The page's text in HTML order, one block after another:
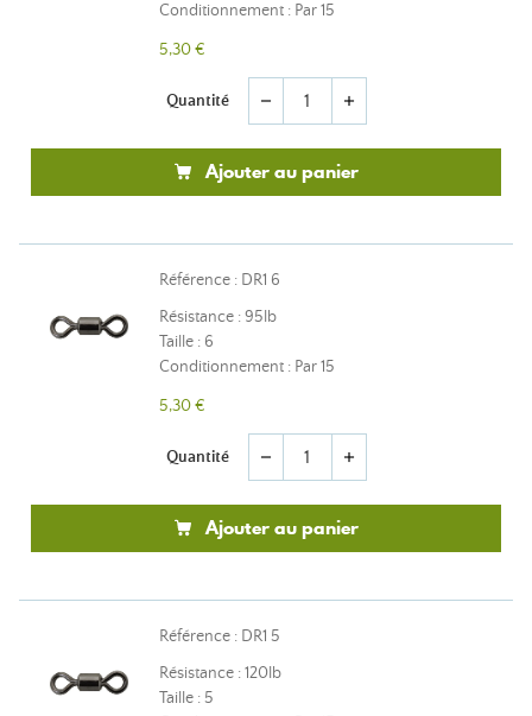
Conditionnement : Par 15
5,30 €
Quantité remove add
Ajouter au panier
Référence : DR1 6
Résistance : 95lb
Taille : 6
Conditionnement : Par 15
5,30 €
Quantité remove add
Ajouter au panier
Référence : DR1 5
Résistance : 120lb
Taille : 5